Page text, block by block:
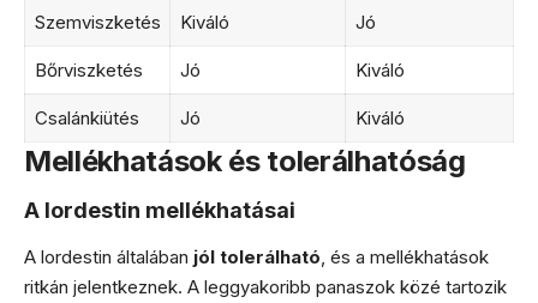
Szemviszketés Kiváló Jó
Bőrviszketés Jó Kiváló
Csalánkiütés Jó Kiváló
Mellékhatások és tolerálhatóság
A lordestin mellékhatásai
A lordestin általában jól tolerálható , és a mellékhatások
ritkán jelentkeznek. A leggyakoribb panaszok közé tartozik